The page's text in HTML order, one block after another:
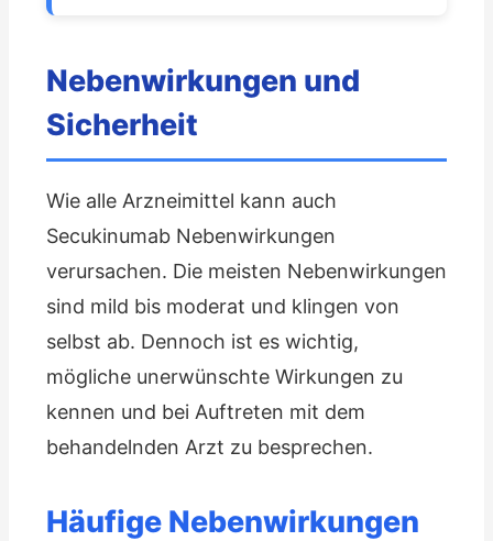
Nebenwirkungen und
Sicherheit
Wie alle Arzneimittel kann auch
Secukinumab Nebenwirkungen
verursachen. Die meisten Nebenwirkungen
sind mild bis moderat und klingen von
selbst ab. Dennoch ist es wichtig,
mögliche unerwünschte Wirkungen zu
kennen und bei Auftreten mit dem
behandelnden Arzt zu besprechen.
Häufige Nebenwirkungen